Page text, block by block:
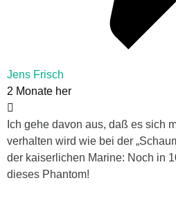
Jens Frisch
2 Monate her
Ich gehe davon aus, daß es sich
verhalten wird wie bei der
der kaiserlichen Marine: Noch in
dieses Phantom!